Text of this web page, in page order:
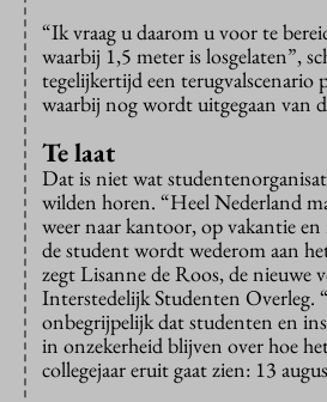
“Ik vraag u daarom u voor te
waarbij 1,5 meter is losgelaten”,
tegelijkertijd een terugvalscenario
waarbij nog wordt uitgegaan van
Te laat
Dat is niet wat
wilden horen. “Heel Nederland
weer naar kantoor, op vakantie en
de student wordt wederom aan
zegt Lisanne de Roos, de nieuwe
Interstedelijk Studenten Overleg.
onbegrijpelijk dat studenten en
in onzekerheid blijven over hoe
collegejaar eruit gaat zien: 13